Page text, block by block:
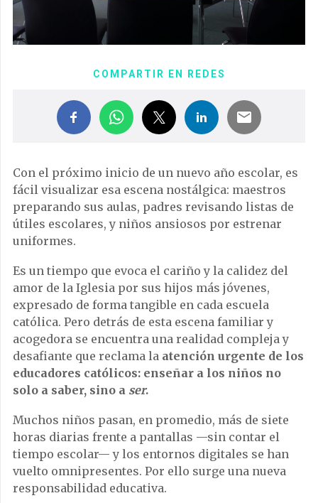
COMPARTIR EN REDES
Con el próximo inicio de un nuevo año escolar, es
fácil visualizar esa escena nostálgica: maestros
preparando sus aulas, padres revisando listas de
útiles escolares, y niños ansiosos por estrenar
uniformes.
Es un tiempo que evoca el cariño y la calidez del
amor de la Iglesia por sus hijos más jóvenes,
expresado de forma tangible en cada escuela
católica. Pero detrás de esta escena familiar y
acogedora se encuentra una realidad compleja y
desafiante que reclama la atención urgente de los
educadores católicos: enseñar a los niños no
solo a saber, sino a ser.
Muchos niños pasan, en promedio, más de siete
horas diarias frente a pantallas —sin contar el
tiempo escolar— y los entornos digitales se han
vuelto omnipresentes. Por ello surge una nueva
responsabilidad educativa.